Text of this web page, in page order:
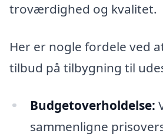
troværdighed og kvalitet.
Her er nogle fordele ved
tilbud på tilbygning til
Budgetoverholdelse:
sammenligne